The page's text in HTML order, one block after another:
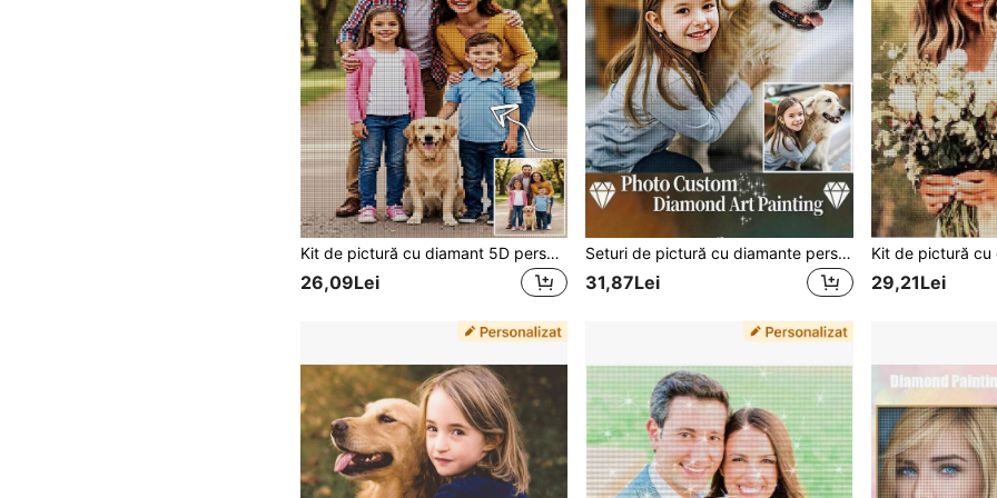
Kit de pictură cu diamant 5D personalizat - Fotografie personalizată cu diamant rotund, pietre colorate pe pânză acrilică, obiecte artizanale DIY pentru decorul casei, artă murală și cadouri unice, kit de pictură cu diamant 5D DIY personalizat - personalizează cu fotografia animalului tău de companie, diamante rotunde, perfect pentru decorul casei și cadouri unice de Ziua Recunoștinței și Ziua Îndrăgostiților
26,09Lei
Seturi de pictură cu diamante personalizate pentru adulți, cu picturi cu diamante personalizate cu nume, picturi cu diamante cu design personalizat și modele exclusive. Seturi de pictură cu diamante 5D DIY personalizate., Artă cu diamante
31,87Lei 29,21Lei